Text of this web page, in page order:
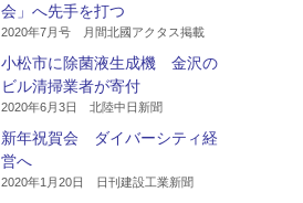
会」へ先手を打つ
2020年7月号 月間北國アクタス掲載
小松市に除菌液生成機 金沢の
ビル清掃業者が寄付
2020年6月3日 北陸中日新聞
新年祝賀会 ダイバーシティ経
営へ
2020年1月20日 日刊建設工業新聞